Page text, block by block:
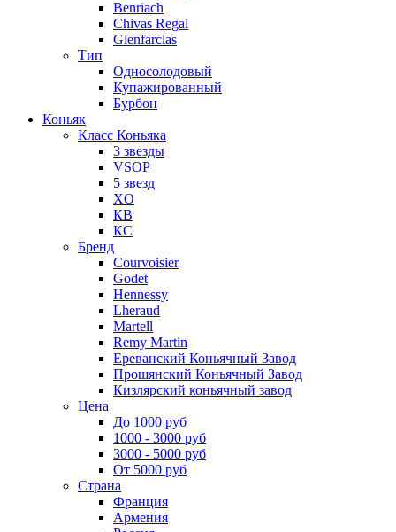
Benriach
Chivas Regal
Glenfarclas
Тип
Односолодовый
Купажированный
Бурбон
Коньяк
Класс Коньяка
3 звезды
VSOP
5 звезд
XO
КВ
КС
Бренд
Courvoisier
Godet
Hennessy
Lheraud
Martell
Remy Martin
Ереванский Коньячный Завод
Прошянский Коньячный Завод
Кизлярский коньячный завод
Цена
До 1000 руб
1000 - 3000 руб
3000 - 5000 руб
От 5000 руб
Страна
Франция
Армения